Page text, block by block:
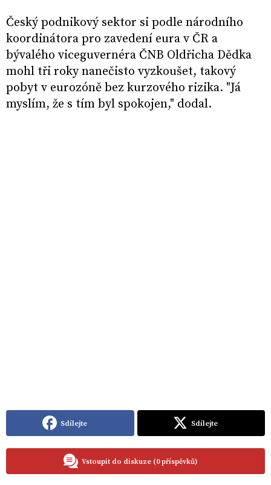
Český podnikový sektor si podle národního
koordinátora pro zavedení eura v ČR a
bývalého viceguvernéra ČNB Oldřicha Dědka
mohl tři roky nanečisto vyzkoušet, takový
pobyt v eurozóně bez kurzového rizika. "Já
myslím, že s tím byl spokojen," dodal.
Sdílejte Sdílejte
Vstoupit do diskuze (0 příspěvků)